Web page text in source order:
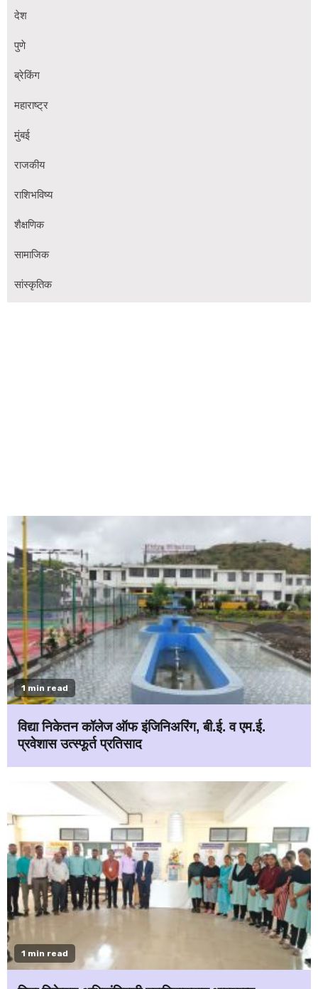
देश
पुणे
ब्रेकिंग
महाराष्ट्र
मुंबई
राजकीय
राशिभविष्य
शैक्षणिक
सामाजिक
सांस्कृतिक
1 min read
विद्या निकेतन कॉलेज ऑफ इंजिनिअरिंग, बी.ई. व एम.ई.
प्रवेशास उत्स्फूर्त प्रतिसाद
1 min read